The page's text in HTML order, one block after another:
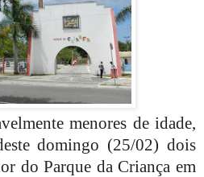
menores de idade,
domingo (25/02) dois
do Parque da Criança em